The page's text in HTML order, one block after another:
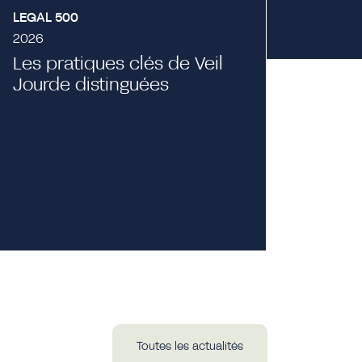
LEGAL 500
2026
Les pratiques clés de Veil
Jourde distinguées
Veil
Toutes les actualités